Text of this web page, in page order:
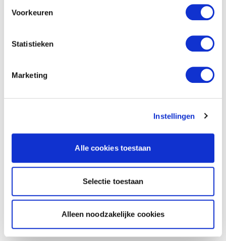
Voorkeuren
Statistieken
Marketing
Instellingen
Alle cookies toestaan
Selectie toestaan
Alleen noodzakelijke cookies